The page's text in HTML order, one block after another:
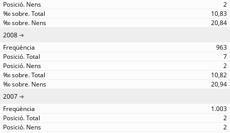
2
10,83
20,84
2008
963
7
2
10,82
20,94
2007
1.003
2
2